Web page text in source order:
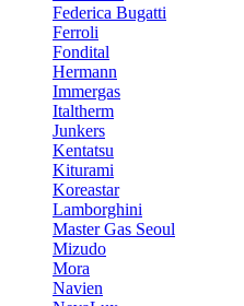
Federica Bugatti
Ferroli
Fondital
Hermann
Immergas
Italtherm
Junkers
Kentatsu
Kiturami
Koreastar
Lamborghini
Master Gas Seoul
Mizudo
Mora
Navien